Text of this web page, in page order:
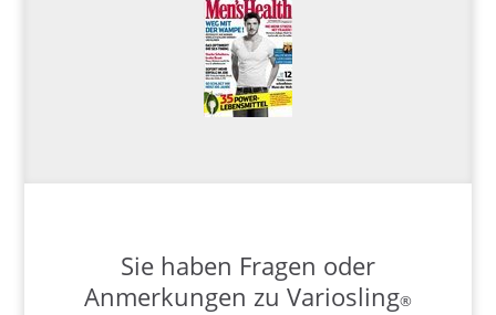
Sie haben Fragen oder
Anmerkungen zu Variosling®